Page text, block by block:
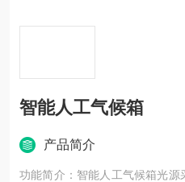
智能人工气候箱
产品简介
功能简介：智能人工气候箱光